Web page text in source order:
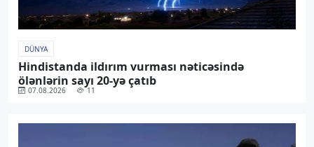
DÜNYA
Hindistanda ildırım vurması nəticəsində
ölənlərin sayı 20-yə çatıb
07.08.2026 11